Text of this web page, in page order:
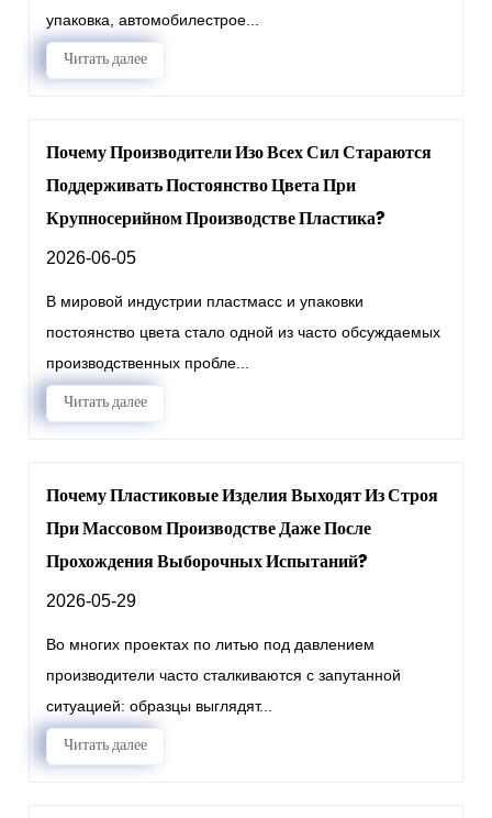
упаковка, автомобилестрое...
Читать далее
Почему Производители Изо Всех Сил Стараются
Поддерживать Постоянство Цвета При
Крупносерийном Производстве Пластика?
2026-06-05
В мировой индустрии пластмасс и упаковки
постоянство цвета стало одной из часто обсуждаемых
производственных пробле...
Читать далее
Почему Пластиковые Изделия Выходят Из Строя
При Массовом Производстве Даже После
Прохождения Выборочных Испытаний?
2026-05-29
Во многих проектах по литью под давлением
производители часто сталкиваются с запутанной
ситуацией: образцы выглядят...
Читать далее